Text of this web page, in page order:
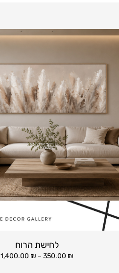
לחישת הרוח
350.00 ₪
–
1,400.00 ₪